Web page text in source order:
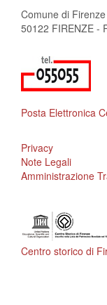
Comune di
50122 FIRENZE -
Posta Elettronica
Privacy
Note Legali
Amministrazione
Centro storico di